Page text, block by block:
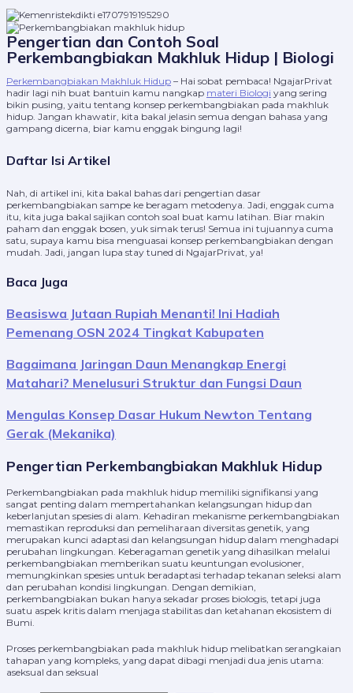
Pengertian dan Contoh Soal
Perkembangbiakan Makhluk Hidup | Biologi
Perkembangbiakan Makhluk Hidup – Hai sobat pembaca! NgajarPrivat
hadir lagi nih buat bantuin kamu nangkap materi Biologi yang sering
bikin pusing, yaitu tentang konsep perkembangbiakan pada makhluk
hidup. Jangan khawatir, kita bakal jelasin semua dengan bahasa yang
gampang dicerna, biar kamu enggak bingung lagi!
Daftar Isi Artikel
Nah, di artikel ini, kita bakal bahas dari pengertian dasar
perkembangbiakan sampe ke beragam metodenya. Jadi, enggak cuma
itu, kita juga bakal sajikan contoh soal buat kamu latihan. Biar makin
paham dan enggak bosen, yuk simak terus! Semua ini tujuannya cuma
satu, supaya kamu bisa menguasai konsep perkembangbiakan dengan
mudah. Jadi, jangan lupa stay tuned di NgajarPrivat, ya!
Baca Juga
Beasiswa Jutaan Rupiah Menanti! Ini Hadiah
Pemenang OSN 2024 Tingkat Kabupaten
Bagaimana Jaringan Daun Menangkap Energi
Matahari? Menelusuri Struktur dan Fungsi Daun
Mengulas Konsep Dasar Hukum Newton Tentang
Gerak (Mekanika)
Pengertian Perkembangbiakan Makhluk Hidup
Perkembangbiakan pada makhluk hidup memiliki signifikansi yang
sangat penting dalam mempertahankan kelangsungan hidup dan
keberlanjutan spesies di alam. Kehadiran mekanisme perkembangbiakan
memastikan reproduksi dan pemeliharaan diversitas genetik, yang
merupakan kunci adaptasi dan kelangsungan hidup dalam menghadapi
perubahan lingkungan. Keberagaman genetik yang dihasilkan melalui
perkembangbiakan memberikan suatu keuntungan evolusioner,
memungkinkan spesies untuk beradaptasi terhadap tekanan seleksi alam
dan perubahan kondisi lingkungan. Dengan demikian,
perkembangbiakan bukan hanya sekadar proses biologis, tetapi juga
suatu aspek kritis dalam menjaga stabilitas dan ketahanan ekosistem di
Bumi.
Proses perkembangbiakan pada makhluk hidup melibatkan serangkaian
tahapan yang kompleks, yang dapat dibagi menjadi dua jenis utama:
aseksual dan seksual